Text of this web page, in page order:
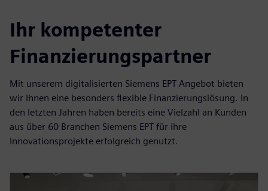
Ihr kompetenter
Finanzierungspartner
Mit unserem digitalisierten Siemens EPT Angebot bieten
wir Ihnen eine besonders flexible Finanzierungslösung. In
den letzten Jahren haben bereits eine Vielzahl an Kunden
aus über 60 Branchen Siemens EPT für ihre
Innovationsprojekte erfolgreich genutzt.